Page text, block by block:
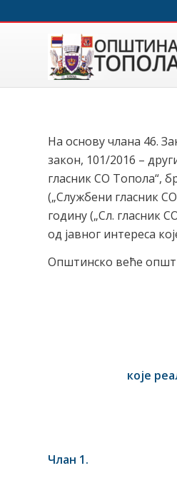
На основу члана 46.
закон, 101/2016 –
гласник СО Топола“,
(„Службени гласник
годину („Сл. гласник
од јавног интереса
Општинско веће
које
Члан 1.